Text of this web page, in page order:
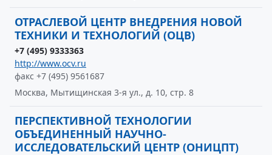
ОТРАСЛЕВОЙ ЦЕНТР ВНЕДРЕНИЯ НОВОЙ
ТЕХНИКИ И ТЕХНОЛОГИЙ (ОЦВ)
+7 (495) 9333363
http://www.ocv.ru
факс +7 (495) 9561687
Москва, Мытищинская 3-я ул., д. 10, стр. 8
ПЕРСПЕКТИВНОЙ ТЕХНОЛОГИИ
ОБЪЕДИНЕННЫЙ НАУЧНО-
ИССЛЕДОВАТЕЛЬСКИЙ ЦЕНТР (ОНИЦПТ)